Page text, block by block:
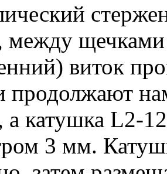
между
виток
продолжают
а катушка L2-
3 мм.